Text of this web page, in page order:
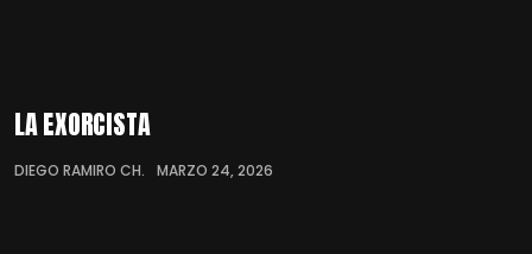
LA EXORCISTA
DIEGO RAMIRO CH. MARZO 24, 2026